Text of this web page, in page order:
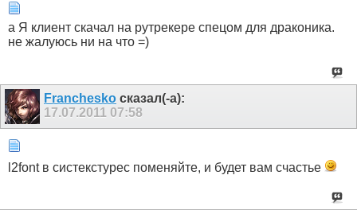
а Я клиент скачал на рутрекере спецом для драконика.
не жалуюсь ни на что =)
Franchesko сказал(-а):
17.07.2011 07:58
l2font в систекстурес поменяйте, и будет вам счастье